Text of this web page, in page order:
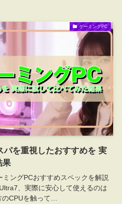
ゲーミングPC
パを重視したおすすめを 実
果
ングPCおすすめスペックを解説
、実際に安心して使えるのは
CPUを触って…